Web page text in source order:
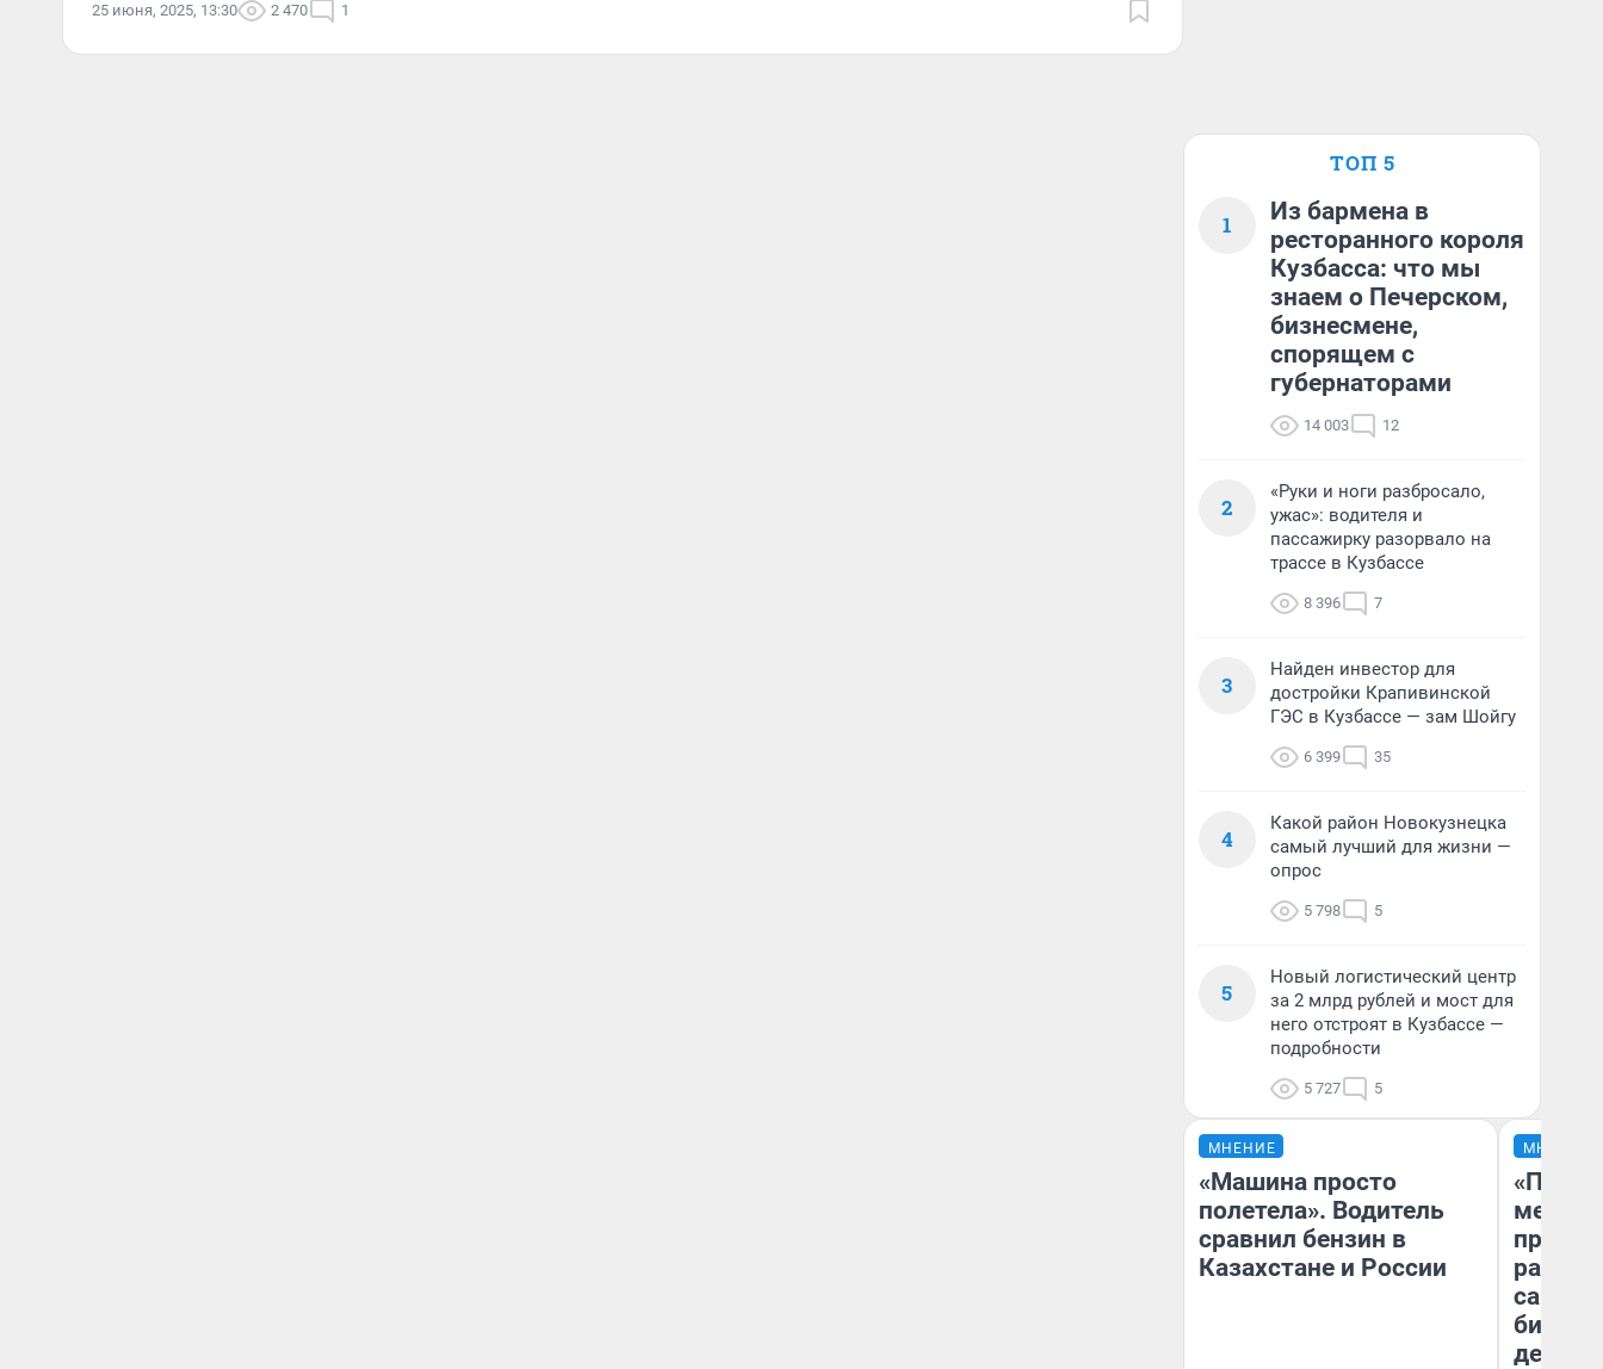
25 июня, 2025, 13:30 2 470 1
ТОП 5
1
Из бармена в
ресторанного короля
Кузбасса: что мы
знаем о Печерском,
бизнесмене,
спорящем с
губернаторами
14 003 12
2
«Руки и ноги разбросало,
ужас»: водителя и
пассажирку разорвало на
трассе в Кузбассе
8 396 7
3
Найден инвестор для
достройки Крапивинской
ГЭС в Кузбассе — зам Шойгу
6 399 35
4
Какой район Новокузнецка
самый лучший для жизни —
опрос
5 798 5
5
Новый логистический центр
за 2 млрд рублей и мост для
него отстроят в Кузбассе —
подробности
5 727 5
МНЕНИЕ
«Машина просто
полетела». Водитель
сравнил бензин в
Казахстане и России
МНЕНИЕ
самом